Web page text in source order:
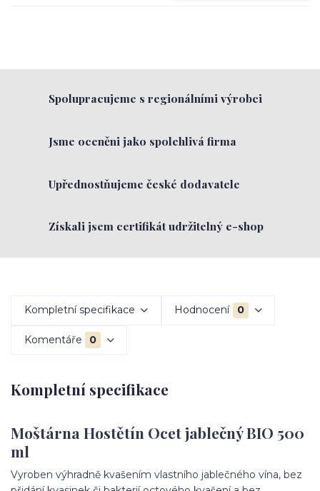
Spolupracujeme s regionálními výrobci
Jsme oceněni jako spolehlivá firma
Upřednostňujeme české dodavatele
Získali jsem certifikát udržitelný e-shop
Kompletní specifikace Hodnocení 0
Komentáře 0
Kompletní specifikace
Moštárna Hostětín Ocet jablečný BIO 500
ml
Vyroben výhradně kvašením vlastního jablečného vína, bez